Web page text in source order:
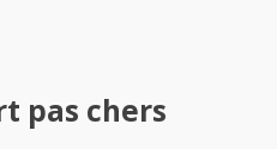
pas chers